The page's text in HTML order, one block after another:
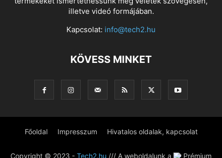
illetve videó formájában.
Kapcsolat: info@tech2.hu
KÖVESS MINKET
Főoldal Impresszum Hivatalos oldalak, kapcsolat
Copyright © 2023 - Tech2.hu /// A weboldalunk a Prémium